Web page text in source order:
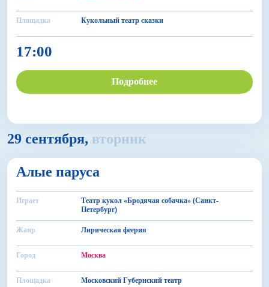
Площадка Кукольный театр сказки
17:00
Подробнее
29 сентября, вторник
16+
Алые паруса
Играет
Театр кукол «Бродячая собачка» (Санкт-
Петербург)
Жанр Лирическая феерия
Город Москва
Площадка Московский Губернский театр